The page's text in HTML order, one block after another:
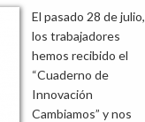
El pasado 28 de julio,
los trabajadores
hemos recibido el
“Cuaderno de
Innovación
Cambiamos” y nos